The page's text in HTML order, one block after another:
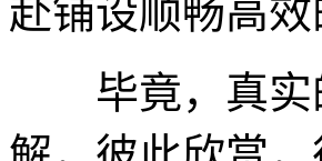
赴铺设顺畅高
毕竟，真实